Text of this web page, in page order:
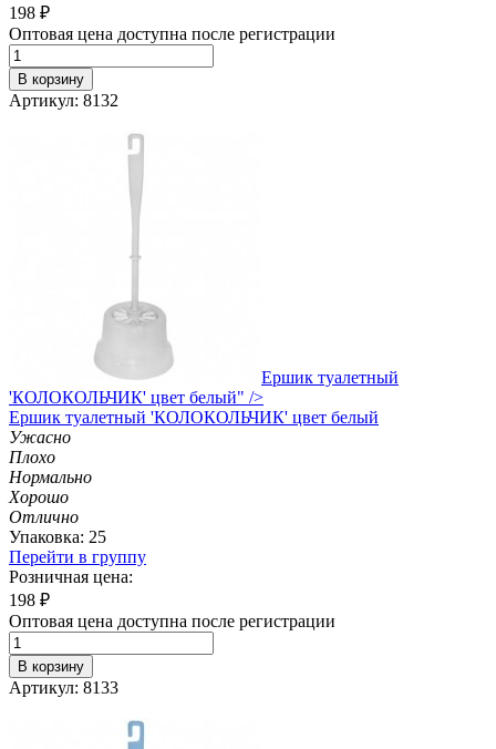
198 ₽
Оптовая цена доступна после регистрации
В корзину
Артикул: 8132
Ершик туалетный
'КОЛОКОЛЬЧИК' цвет белый" />
Ершик туалетный 'КОЛОКОЛЬЧИК' цвет белый
Ужасно
Плохо
Нормально
Хорошо
Отлично
Упаковка: 25
Перейти в группу
Розничная цена:
198 ₽
Оптовая цена доступна после регистрации
В корзину
Артикул: 8133